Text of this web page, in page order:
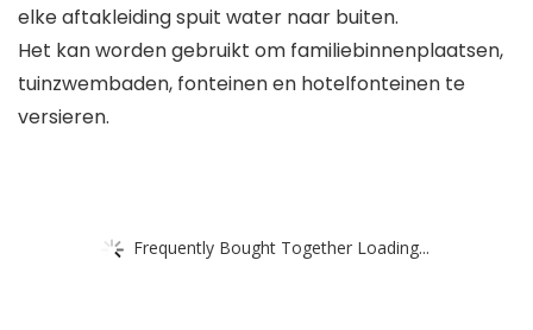
elke aftakleiding spuit water naar buiten.
Het kan worden gebruikt om familiebinnenplaatsen,
tuinzwembaden, fonteinen en hotelfonteinen te
versieren.
Frequently Bought Together Loading...